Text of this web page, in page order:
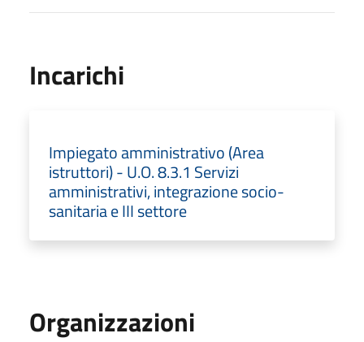
Incarichi
Impiegato amministrativo (Area
istruttori) - U.O. 8.3.1 Servizi
amministrativi, integrazione socio-
sanitaria e III settore
Organizzazioni